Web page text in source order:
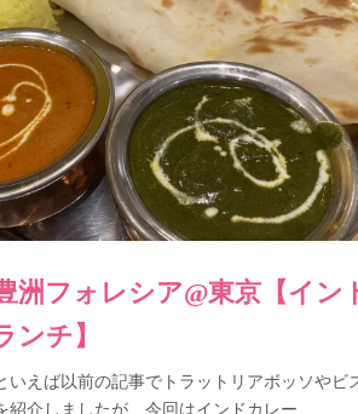
洲フォレシア@東京【イン
ンチ】
いえば以前の記事でトラットリアボッソやビ
紹介しましたが、今回はインドカレー…